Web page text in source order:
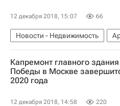
12 декабря 2018, 15:07 66
Новости - Недвижимость
Мосгорнаследие
Капремонт главного
Победы в Москве
2020 года
12 декабря 2018, 14:58 220